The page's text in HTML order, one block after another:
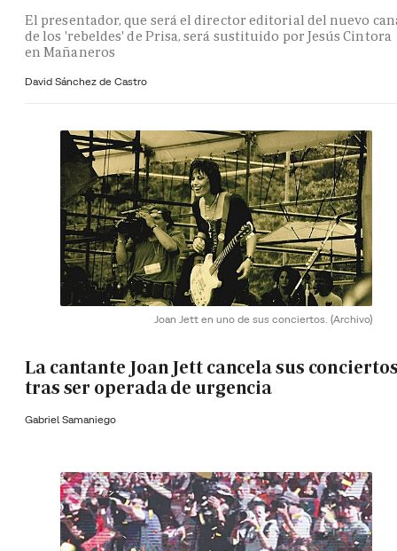
El presentador, que será el director editorial del nuevo
de los 'rebeldes' de Prisa, será sustituido por Jesús Cintora
en Mañaneros
David Sánchez de Castro
Joan Jett en uno de sus conciertos. (Archivo)
La cantante Joan Jett cancela sus
tras ser operada de urgencia
Gabriel Samaniego